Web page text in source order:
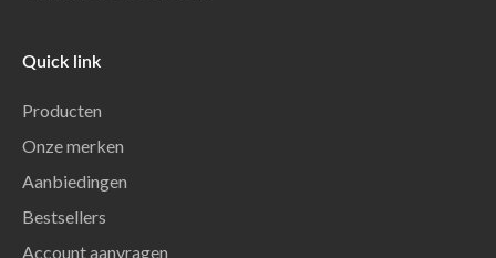
Quick link
Producten
Onze merken
Aanbiedingen
Bestsellers
Account aanvragen